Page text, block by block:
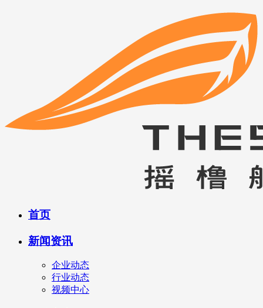
首页
新闻资讯
企业动态
行业动态
视频中心